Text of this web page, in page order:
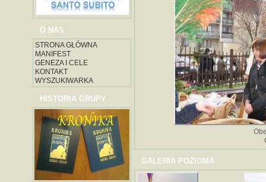
O NAS
STRONA GŁÓWNA
MANIFEST
GENEZA I CELE
KONTAKT
WYSZUKIWARKA
HISTORIA GRUPY
GALERIA POZIOMA